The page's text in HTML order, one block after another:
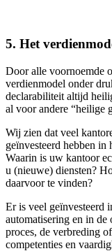
5. Het
Door alle voornoemde
verdienmodel onder
declarabiliteit altijd
al voor andere “heilige
Wij zien dat veel
geïnvesteerd hebben in
Waarin is uw kantoor
u (nieuwe) diensten?
daarvoor te vinden?
Er is veel geïnvesteerd
automatisering en in de
proces, de verbreding
competenties en